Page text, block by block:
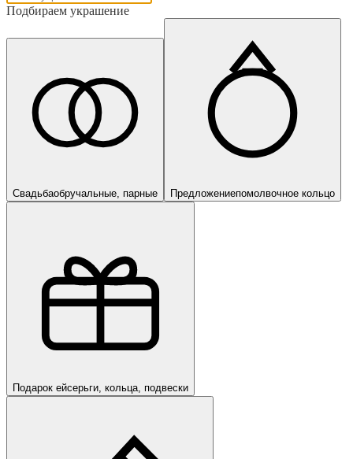
Подбираем украшение
Свадьбаобручальные, парные Предложениепомолвочное кольцо
Подарок ейсерьги, кольца, подвески